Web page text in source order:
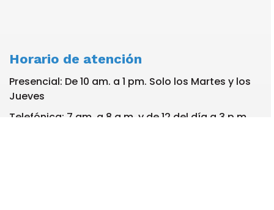
Horario de atención
Presencial: De 10 am. a 1 pm. Solo los Martes y los
Jueves
Telefónica: 7 am. a 8 a.m. y de 12 del día a 3 p.m.